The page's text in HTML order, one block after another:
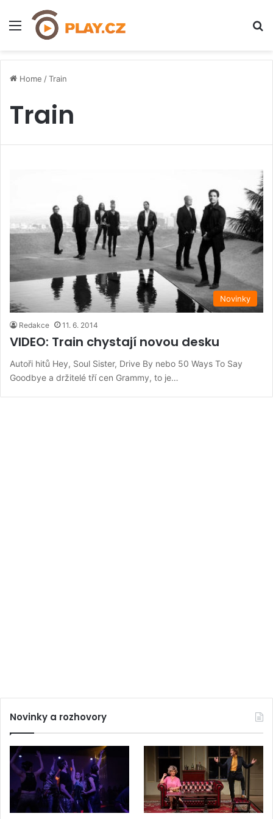
Menu
Home /Train
Train
Novinky
Redakce 11. 6. 2014
VIDEO: Train chystají novou desku
Autoři hitů Hey, Soul Sister, Drive By nebo 50 Ways To Say
Goodbye a držitelé tří cen Grammy, to je…
Novinky a rozhovory